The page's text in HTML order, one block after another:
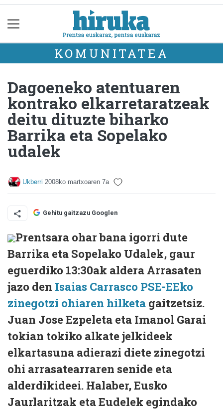
KOMUNITATEA
Dagoeneko atentuaren
kontrako elkarretaratzeak
deitu dituzte biharko
Barrika eta Sopelako
udalek
Ukberri 2008ko martxoaren 7a
Gehitu gaitzazu Googlen
Prentsara ohar bana igorri dute
Barrika eta Sopelako Udalek, gaur
eguerdiko 13:30ak aldera Arrasaten
jazo den Isaias Carrasco PSE-EEko
zinegotzi ohiaren hilketa gaitzetsiz.
Juan Jose Ezpeleta eta Imanol Garai
tokian tokiko alkate jelkideek
elkartasuna adierazi diete zinegotzi
ohi arrasatearraren senide eta
alderdikideei. Halaber, Eusko
Jaurlaritzak eta Eudelek egindako